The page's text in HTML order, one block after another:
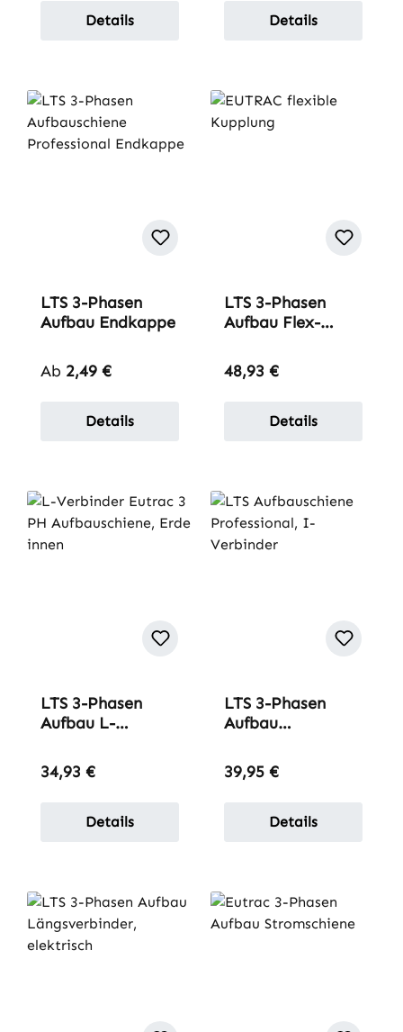
Details Details
LTS 3-Phasen
Aufbau Endkappe
Regulärer Preis:
Ab 2,49 €
Details
LTS 3-Phasen
Aufbau Flex-
Regulärer Preis:
48,93 €
Details
LTS 3-Phasen
Aufbau L-
Regulärer Preis:
34,93 €
Details
LTS 3-Phasen
Aufbau
mit
Einspeisemöglichk
Regulärer Preis:
39,95 €
Details